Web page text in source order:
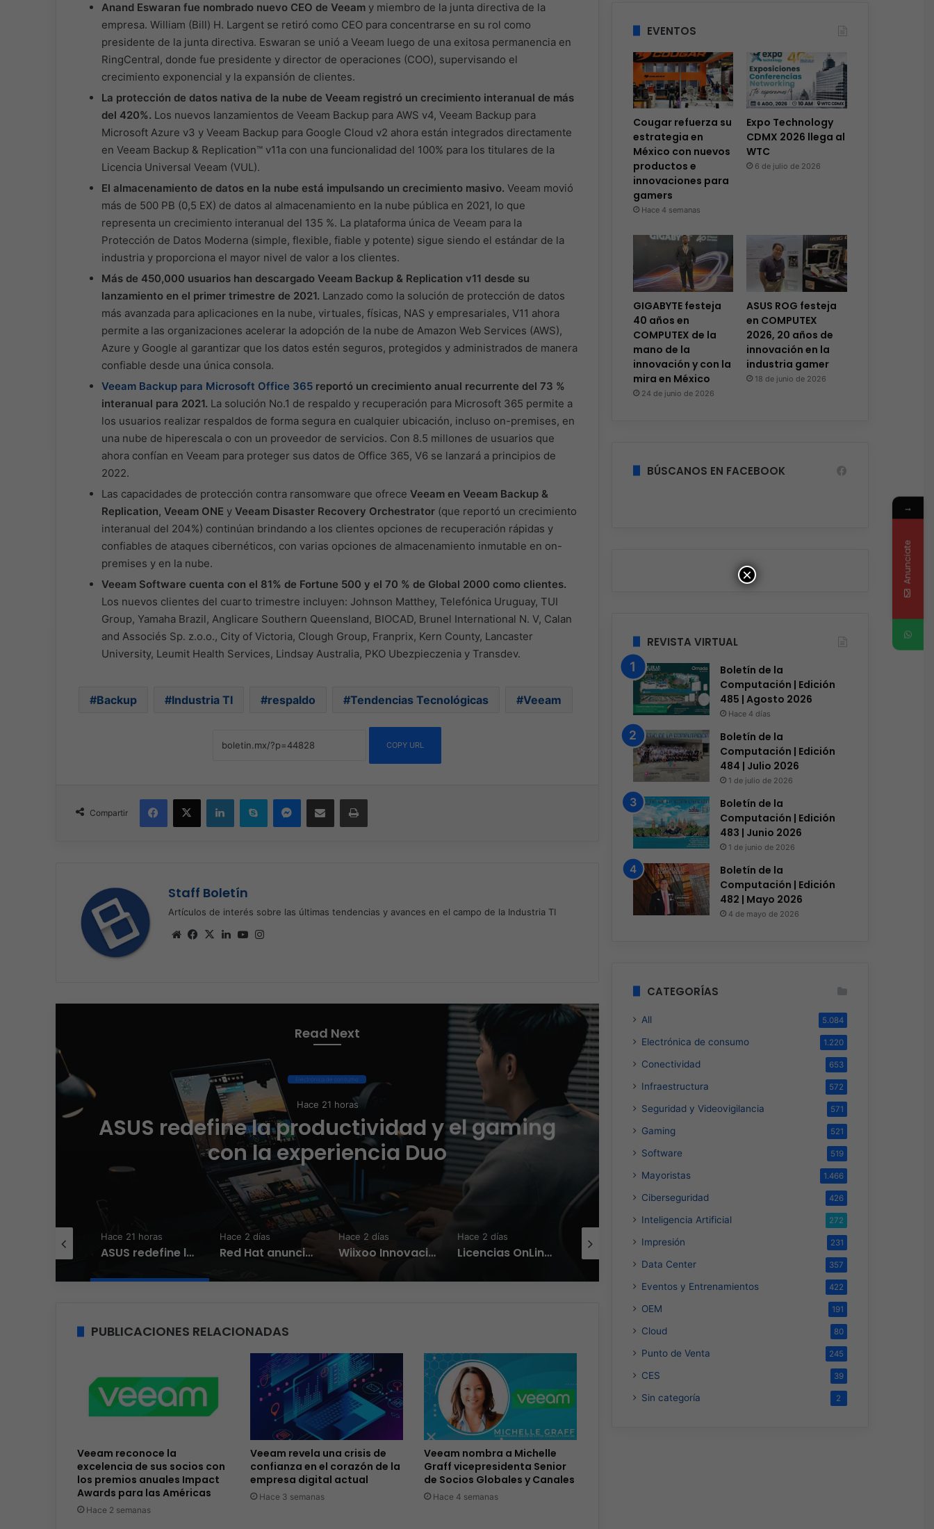
Anand Eswaran fue nombrado nuevo CEO de Veeamy miembro de la junta directiva de la
empresa. William (Bill) H. Largent se retiró como CEO para concentrarse en su rol como
presidente de la junta directiva. Eswaran se unió a Veeam luego de una exitosa permanencia en
RingCentral, donde fue presidente y director de operaciones (COO), supervisando el
crecimiento exponencial y la expansión de clientes.
La protección de datos nativa de la nube de Veeam registró un crecimiento interanual de más
del 420%. Los nuevos lanzamientos de Veeam Backup para AWS v4, Veeam Backup para
Microsoft Azure v3 y Veeam Backup para Google Cloud v2 ahora están integrados directamente
en Veeam Backup & Replication™ v11a con una funcionalidad del 100% para los titulares de la
Licencia Universal Veeam (VUL).
El almacenamiento de datos en la nube está impulsando un crecimiento masivo. Veeam movió
más de 500 PB (0,5 EX) de datos al almacenamiento en la nube pública en 2021, lo que
representa un crecimiento interanual del 135 %. La plataforma única de Veeam para la
Protección de Datos Moderna (simple, flexible, fiable y potente) sigue siendo el estándar de la
industria y proporciona el mayor nivel de valor a los clientes.
Más de 450,000 usuarios han descargado Veeam Backup & Replication v11 desde su
lanzamiento en el primer trimestre de 2021. Lanzado como la solución de protección de datos
más avanzada para aplicaciones en la nube, virtuales, físicas, NAS y empresariales, V11 ahora
permite a las organizaciones acelerar la adopción de la nube de Amazon Web Services (AWS),
Azure y Google al garantizar que los datos estén seguros, protegidos y administrados de manera
confiable desde una única consola.
Veeam Backup para Microsoft Office 365reportó un crecimiento anual recurrente del 73 %
interanual para 2021. La solución No.1 de respaldo y recuperación para Microsoft 365 permite a
los usuarios realizar respaldos de forma segura en cualquier ubicación, incluso on-premises, en
una nube de hiperescala o con un proveedor de servicios. Con 8.5 millones de usuarios que
ahora confían en Veeam para proteger sus datos de Office 365, V6 se lanzará a principios de
2022.
Las capacidades de protección contra ransomware que ofrece Veeam en Veeam Backup &
Replication, Veeam ONE y Veeam Disaster Recovery Orchestrator(que reportó un crecimiento
interanual del 204%) continúan brindando a los clientes opciones de recuperación rápidas y
confiables de ataques cibernéticos, con varias opciones de almacenamiento inmutable en on-
premises y en la nube.
Veeam Software cuenta con el 81% de Fortune 500 y el 70 % de Global 2000 como clientes.
Los nuevos clientes del cuarto trimestre incluyen: Johnson Matthey, Telefónica Uruguay, TUI
Group, Yamaha Brazil, Anglicare Southern Queensland, BIOCAD, Brunel International N. V, Calan
and Associés Sp. z.o.o., City of Victoria, Clough Group, Franprix, Kern County, Lancaster
University, Leumit Health Services, Lindsay Australia, PKO Ubezpieczenia y Transdev.
Backup Industria TI respaldo Tendencias Tecnológicas Veeam
COPY URL
Compartir
Facebook
X LinkedInSkype MessengerCompartir por correo electrónicoImprimir
Staff Boletín
Artículos de interés sobre las últimas tendencias y avances en el campo de la Industria TI
SitioFacebook
X LinkedInYouTube
Read Next
Electrónica de consumo
Hace 21 horas
ASUS redefine la productividad y el gaming
con la experiencia Duo
Hace 2 días
Red Hat anuncia a
nuevo Chief Architect
LATAM
Hace 21 horas
ASUS redefine la productividad y el gaming con la experiencia Duo
Hace 2 días
Red Hat anuncia a Sinuhé Sánchez como nuevo Chief Architect para el norte de LATAM
Hace 2 días
Wiixoo Innovación, escalabilidad y democratización de la tecnología en México
Hace 2 días
Licencias OnLine y Radware la IA que redefine la estrategia de ciberseguridad
Hace 3 días
PUBLICACIONES RELACIONADAS
Veeam reconoce la
excelencia de sus socios con
los premios anuales Impact
Awards para las Américas
Hace 2 semanas
Veeam revela una crisis de
confianza en el corazón de la
empresa digital actual
Hace 3 semanas
Veeam nombra a Michelle
Graff vicepresidenta Senior
de Socios Globales y Canales
Hace 4 semanas
EVENTOS
Cougar refuerza su
estrategia en
México con nuevos
productos e
innovaciones para
gamers
Hace 4 semanas
Expo Technology
CDMX 2026 llega al
WTC
6 de julio de 2026
GIGABYTE festeja
40 años en
COMPUTEX de la
mano de la
innovación y con la
mira en México
24 de junio de 2026
ASUS ROG festeja
en COMPUTEX
2026, 20 años de
innovación en la
industria gamer
18 de junio de 2026
BÚSCANOS EN FACEBOOK
REVISTA VIRTUAL
Boletín de la
Computación | Edición
485 | Agosto 2026
Hace 4 días
Boletín de la
Computación | Edición
484 | Julio 2026
1 de julio de 2026
Boletín de la
Computación | Edición
483 | Junio 2026
1 de junio de 2026
Boletín de la
Computación | Edición
482 | Mayo 2026
4 de mayo de 2026
CATEGORÍAS
All 5.084
Electrónica de consumo 1.220
Conectividad 653
Infraestructura 572
Seguridad y Videovigilancia 571
Gaming 521
Software 519
Mayoristas 1.466
Ciberseguridad 426
Inteligencia Artificial 272
Impresión 231
Data Center 357
Eventos y Entrenamientos 422
OEM 191
Cloud 80
Punto de Venta 245
CES 39
Sin categoría 2
×
→
Anunciate